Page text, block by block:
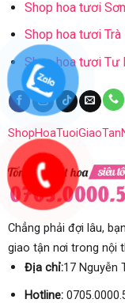
Shop hoa tươi
Shop hoa tươi Trà
Shop hoa tươi Tư
Chẳng phải đợi lâu,
giao tận nơi trong nội
Địa chỉ:17 Nguyễn
Hotline: